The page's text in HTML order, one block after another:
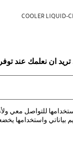
COOLER LIQUID-
ان نعلمك عند
للتواصل معي
واستخدامها